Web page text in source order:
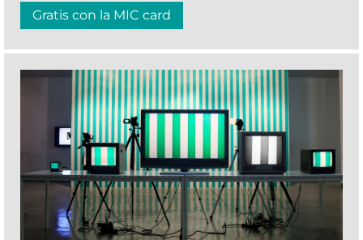
Gratis con la MIC card